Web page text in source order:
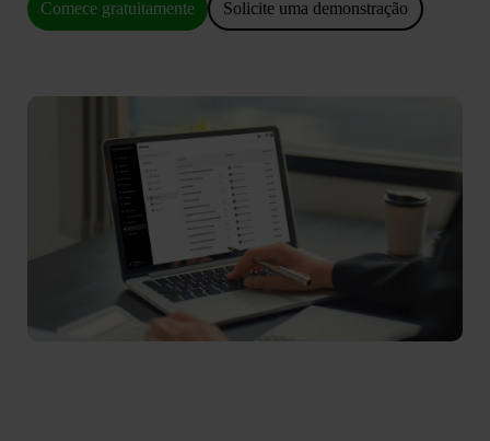
Comece gratuitamente Solicite uma demonstração